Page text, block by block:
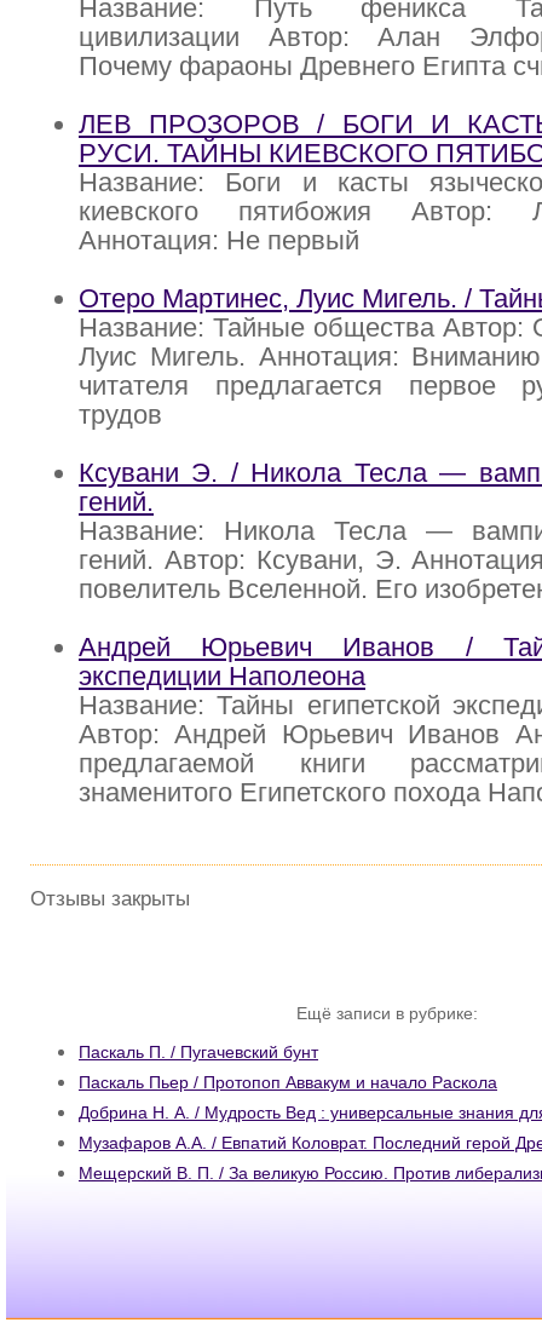
Название: Путь феникса
цивилизации Автор: Алан
Почему фараоны Древнего Египта
ЛЕВ ПРОЗОРОВ / БОГИ И
РУСИ. ТАЙНЫ КИЕВСКОГО
Название: Боги и касты
киевского пятибожия Автор:
Аннотация: Не первый
Отеро Мартинес, Луис Мигель. /
Название: Тайные общества Автор:
Луис Мигель. Аннотация: Вниманию
читателя предлагается первое
трудов
Ксувани Э. / Никола Тесла —
гений.
Название: Никола Тесла —
гений. Автор: Ксувани, Э.
повелитель Вселенной. Его
Андрей Юрьевич Иванов /
экспедиции Наполеона
Название: Тайны египетской
Автор: Андрей Юрьевич Иванов
предлагаемой книги
знаменитого Египетского похода
Отзывы закрыты
Ещё записи в рубрике:
Паскаль П. / Пугачевский бунт
Паскаль Пьер / Протопоп Аввакум и начало Раскола
Добрина Н. А. / Мудрость Вед : универсальные знания
Музафаров А.А. / Евпатий Коловрат. Последний герой
Мещерский В. П. / За великую Россию. Против